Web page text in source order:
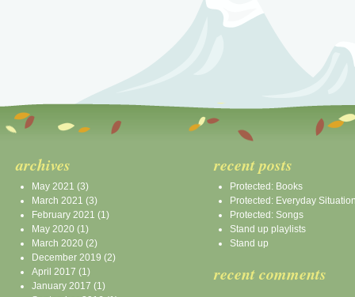
archives
May 2021 (3)
March 2021 (3)
February 2021 (1)
May 2020 (1)
March 2020 (2)
December 2019 (2)
April 2017 (1)
January 2017 (1)
recent posts
Protected: Books
Protected: Everyday
Protected: Songs
Stand up playlists
Stand up
recent comments